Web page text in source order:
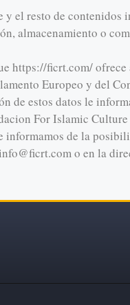
y el resto de
almacenamiento o
https://ficrt.com/
Europeo y del
de estos datos le
For Islamic
de la
o en la